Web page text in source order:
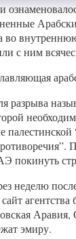
во
с ним
покинуть
неделю
эмиру.